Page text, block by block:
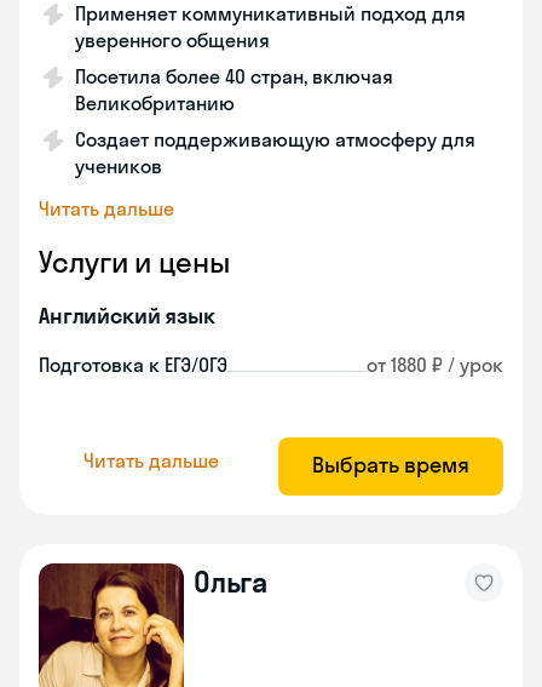
Применяет коммуникативный подход для
уверенного общения
Посетила более 40 стран, включая
Великобританию
Создает поддерживающую атмосферу для
учеников
Читать дальше
Услуги и цены
Английский язык
Подготовка к ЕГЭ/ОГЭ от 1880 ₽ / урок
Читать дальше Выбрать время
Ольга